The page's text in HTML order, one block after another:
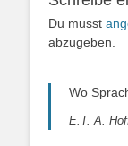
Du musst
abzugeben.
Wo
E.T. A.